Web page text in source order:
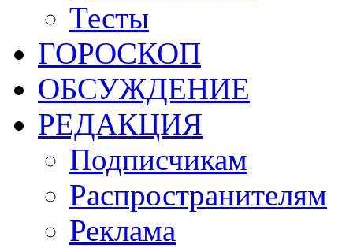
Тесты
ГОРОСКОП
ОБСУЖДЕНИЕ
РЕДАКЦИЯ
Подписчикам
Распространителям
Реклама